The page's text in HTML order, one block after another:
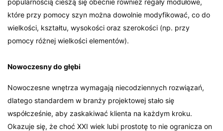
popularnością cieszą się obecnie również regały modułowe,
które przy pomocy szyn można dowolnie modyfikować, co do
wielkości, kształtu, wysokości oraz szerokości (np. przy
pomocy różnej wielkości elementów).
Nowoczesny do głębi
Nowoczesne wnętrza wymagają niecodziennych rozwiązań,
dlatego standardem w branży projektowej stało się
współcześnie, aby zaskakiwać klienta na każdym kroku.
Okazuje się, że choć XXI wiek lubi prostotę to nie ogranicza on